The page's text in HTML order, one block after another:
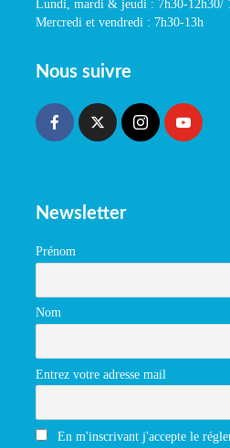
Lundi, mardi & jeudi : 7h30-12h30/
Mercredi et vendredi : 7h30-13h
Nous suivre
Newsletter
Prénom
Nom
Entrez votre adresse mail
En m'inscrivant j'accepte le